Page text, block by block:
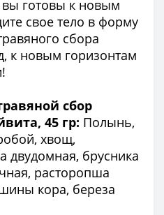
готовы к новым
свое тело в форму
сбора
новым горизонтам
сбор
45 гр: Полынь,
хвощ,
двудомная, брусника
расторопша
кора, береза